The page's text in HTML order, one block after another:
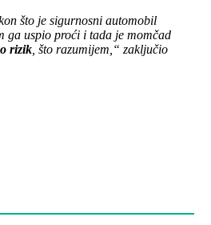
što je sigurnosni automobil
ga uspio proći i tada je momčad
rizik , što razumijem,“ zaključio